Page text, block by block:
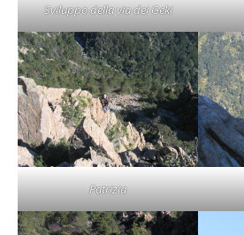
Sviluppo della via dei Geki
Patrizia